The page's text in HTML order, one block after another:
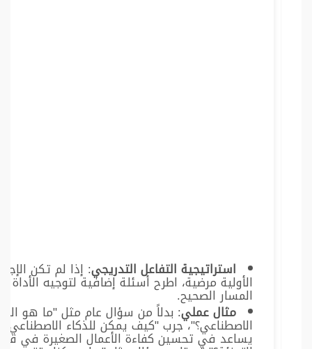
استراتيجية التفاعل التدريجي: إذا لم تكن
الأولية مرضية، اطرح أسئلة إضافية لتوجيه الأداة
المسار الصحيح.
مثال عملي: بدلاً من سؤال عام مثل "ما هو
الاصطناعي؟"، جرب "كيف يمكن للذكاء الاصطناعي
يساعد في تحسين كفاءة الأعمال الصغيرة في